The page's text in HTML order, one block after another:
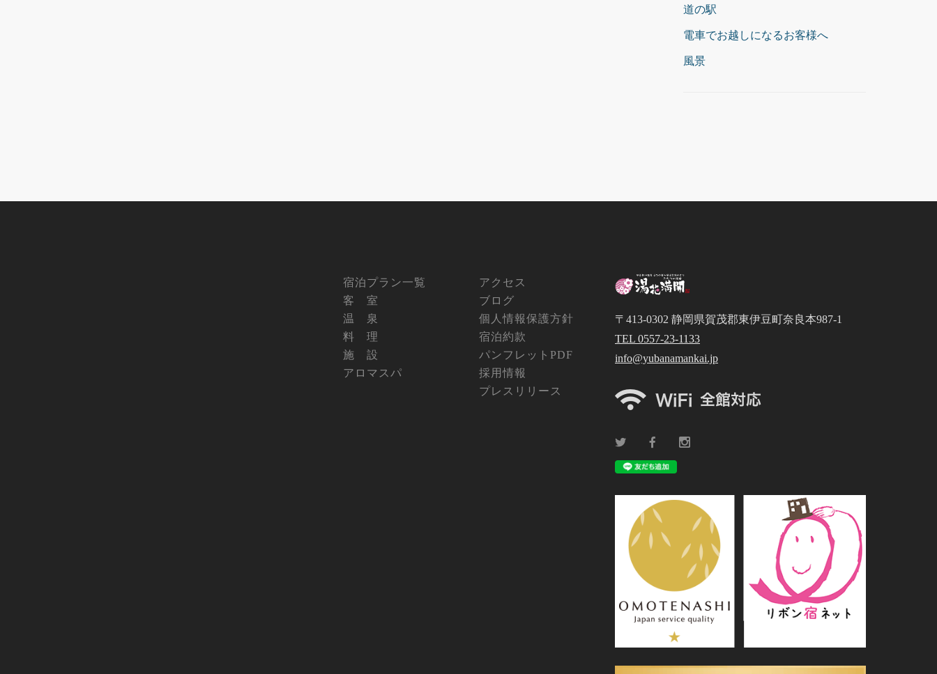
道の駅
電車でお越しになるお客様へ
風景
宿泊プラン一覧
客 室
温 泉
料 理
施 設
アロマスパ
アクセス
ブログ
個人情報保護方針
宿泊約款
パンフレットPDF
採用情報
プレスリリース
〒413-0302 静岡県賀茂郡東伊豆町奈良本987-1
TEL 0557-23-1133
info@yubanamankai.jp